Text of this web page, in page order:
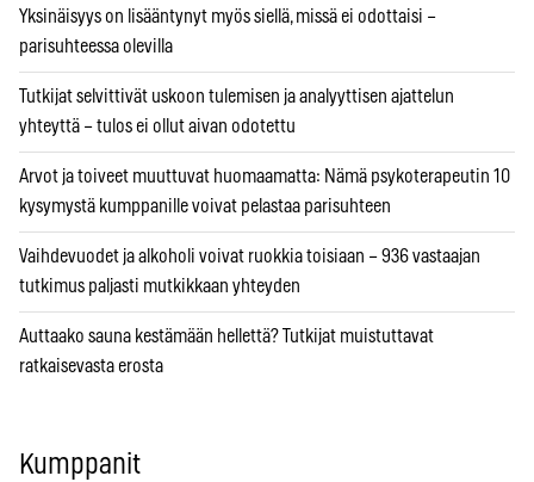
Yksinäisyys on lisääntynyt myös siellä, missä ei odottaisi –
parisuhteessa olevilla
Tutkijat selvittivät uskoon tulemisen ja analyyttisen ajattelun
yhteyttä – tulos ei ollut aivan odotettu
Arvot ja toiveet muuttuvat huomaamatta: Nämä psykoterapeutin 10
kysymystä kumppanille voivat pelastaa parisuhteen
Vaihdevuodet ja alkoholi voivat ruokkia toisiaan – 936 vastaajan
tutkimus paljasti mutkikkaan yhteyden
Auttaako sauna kestämään hellettä? Tutkijat muistuttavat
ratkaisevasta erosta
Kumppanit